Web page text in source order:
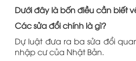
Dưới đây là bốn điều cần biết
Các sửa đổi chính là gì?
Dự luật đưa ra ba sửa đổi
nhập cư của Nhật Bản.